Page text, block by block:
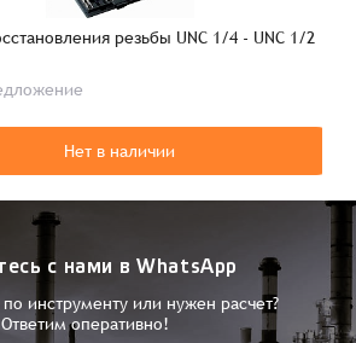
резьбы UNC 1/4 - UNC 1/2
Нет в наличии
с нами в WhatsApp
инструменту или нужен расчет?
Ответим оперативно!